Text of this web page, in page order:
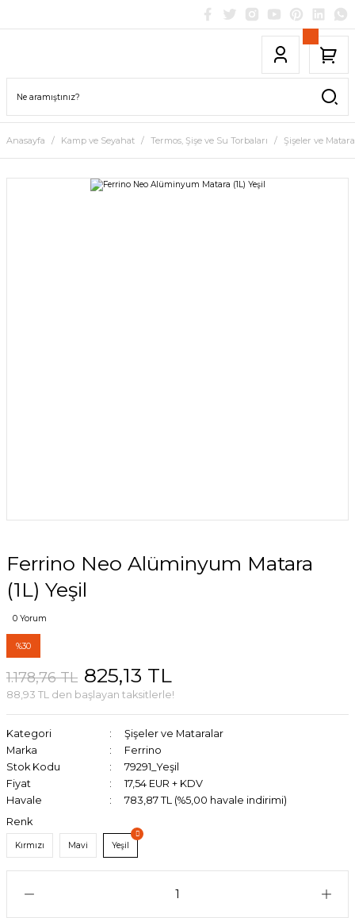
Anasayfa Kamp ve Seyahat Termos, Şişe ve Su Torbaları Şişeler ve
Ferrino Neo Alüminyum Matara
(1L) Yeşil
0 Yorum
%30
1.178,76 TL 825,13 TL
88,93 TL den başlayan taksitlerle!
Kategori
Şişeler ve Mataralar
Marka
Ferrino
Stok Kodu
79291_Yeşil
Fiyat
17,54 EUR + KDV
Havale
783,87 TL (%5,00 havale indirimi)
Renk
Kırmızı Mavi Yeşil